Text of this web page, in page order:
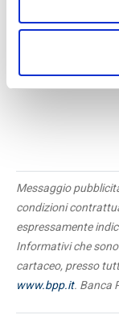
Consulta il
FISSA UN
Messaggio
condizioni
espressamente
Informativi che
cartaceo, presso
www.bpp.it. Banca